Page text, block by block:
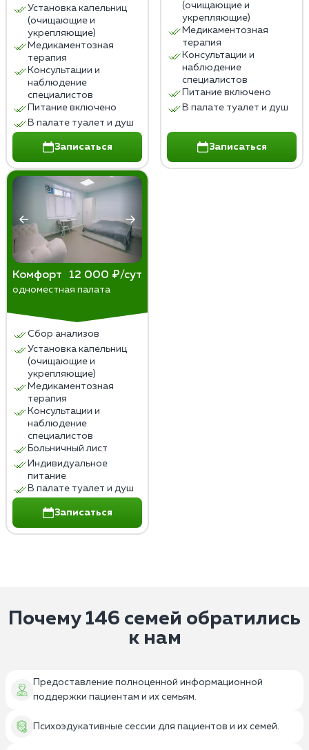
Установка капельниц
(очищающие и
укрепляющие)
Медикаментозная
терапия
Консультации и
наблюдение
специалистов
Питание включено
В палате туалет и душ
Записаться
(очищающие и
укрепляющие)
Медикаментозная
терапия
Консультации и
наблюдение
специалистов
Питание включено
В палате туалет и душ
Записаться
Комфорт 12 000 ₽/сут
одноместная палата
Сбор анализов
Установка капельниц
(очищающие и
укрепляющие)
Медикаментозная
терапия
Консультации и
наблюдение
специалистов
Больничный лист
Индивидуальное
питание
В палате туалет и душ
Записаться
Почему 146 семей обратились
к нам
Предоставление полноценной информационной
поддержки пациентам и их семьям.
Психоэдукативные сессии для пациентов и их семей.